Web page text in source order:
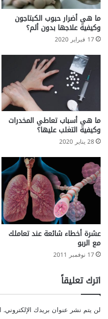
ما هي أضرار حبوب الكبتاجون
وكيفية علاجها بدون ألم؟
17 فبراير 2020
ما هي أسباب تعاطي المخدرات
وكيفية التغلب عليها؟
28 يناير 2020
عشرة أخطاء شائعة عند تعاملك
مع الربو
17 نوفمبر 2011
اترك تعليقاً
لن يتم نشر عنوان بريدك الإلكتروني.